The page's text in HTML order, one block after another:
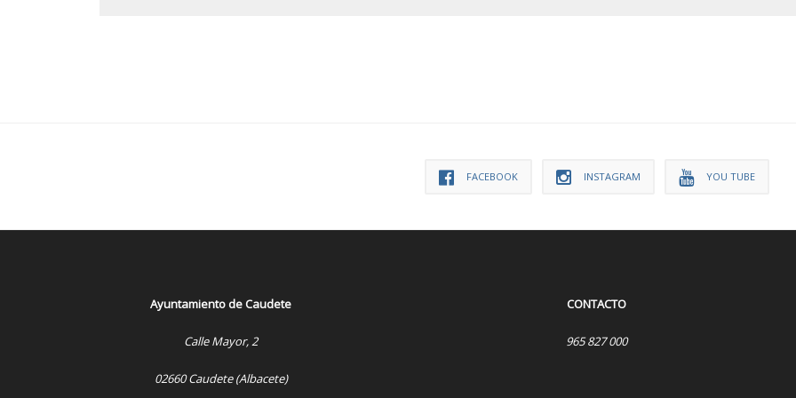
FACEBOOK INSTAGRAM YOU TUBE
Ayuntamiento de Caudete
Calle Mayor, 2
02660 Caudete (Albacete)
CONTACTO
965 827 000